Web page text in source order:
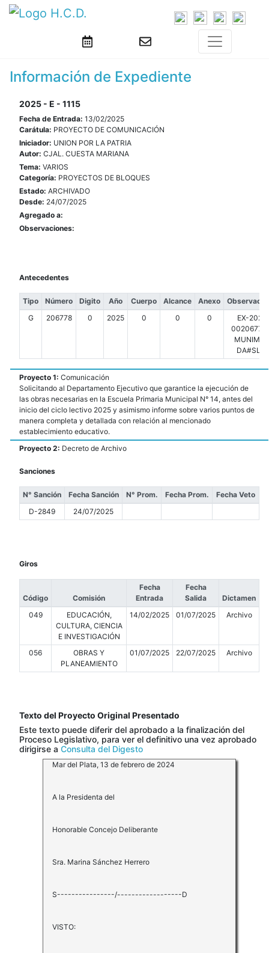
Información de Expediente
2025 - E - 1115
Fecha de Entrada: 13/02/2025
Carátula: PROYECTO DE COMUNICACIÓN
Iniciador: UNION POR LA PATRIA
Autor: CJAL. CUESTA MARIANA
Tema: VARIOS
Categoría: PROYECTOS DE BLOQUES
Estado: ARCHIVADO
Desde: 24/07/2025
Agregado a:
Observaciones:
Antecedentes
Tipo Número Digito Año Cuerpo Alcance Anexo
G
206778 0 2025 0 0 0
EX-
Proyecto 1: Comunicación
Solicitando al Departamento Ejecutivo que garantice la ejecución de
las obras necesarias en la Escuela Primaria Municipal N° 14, antes del
inicio del ciclo lectivo 2025 y asimismo informe sobre varios puntos de
manera completa y detallada con relación al mencionado
establecimiento educativo.
Proyecto 2: Decreto de Archivo
Sanciones
N° Sanción Fecha Sanción N° Prom. Fecha Prom.
Fecha Veto
D-2849
24/07/2025
Giros
Código Comisión
Fecha
Entrada
Fecha
Salida
Dictamen
049
EDUCACIÓN,
CULTURA, CIENCIA
E INVESTIGACIÓN
14/02/2025 01/07/2025 Archivo
056
OBRAS Y
PLANEAMIENTO
01/07/2025 22/07/2025 Archivo
Texto del Proyecto Original Presentado
Este texto puede diferir del aprobado a la finalización del
Proceso Legislativo, para ver el definitivo una vez aprobado
dirigirse a Consulta del Digesto
Mar del Plata, 13 de febrero de 2024
A la Presidenta del
Honorable Concejo Deliberante
Sra. Marina Sánchez Herrero
S----------------/------------------D
VISTO: